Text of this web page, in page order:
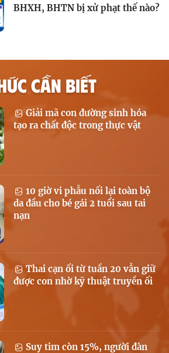
BHXH, BHTN bị xử phạt thế nào?
CẦN BIẾT
Giải mã con đường sinh hóa
tạo ra chất độc trong thực vật
10 giờ vi phẫu nối lại toàn bộ
da đầu cho bé gái 2 tuổi sau tai
nạn
Thai cạn ối từ tuần 20 vẫn giữ
được con nhờ kỹ thuật truyền ối
Suy tim còn 15%, người đàn